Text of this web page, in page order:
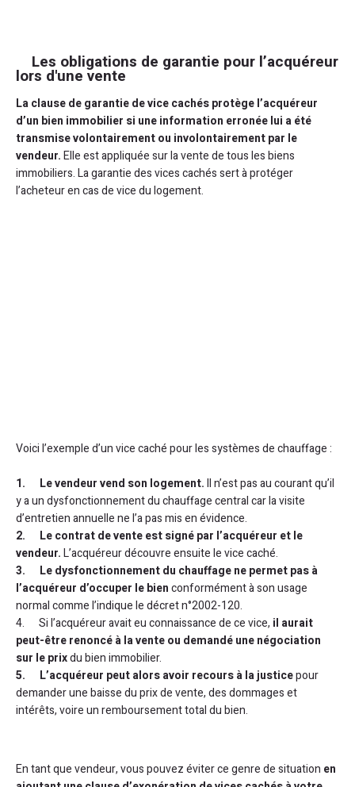
Les obligations de garantie pour l’acquéreur
lors d'une vente
La clause de garantie de vice cachés protège l’acquéreur
d’un bien immobilier si une information erronée lui a été
transmise volontairement ou involontairement par le
vendeur.Elle est appliquée sur la vente de tous les biens
immobiliers. La garantie des vices cachés sert à protéger
l’acheteur en cas de vice du logement.
Voici l’exemple d’un vice caché pour les systèmes de chauffage :
1. Le vendeur vend son logement.Il n’est pas au courant qu’il
y a un dysfonctionnement du chauffage central car la visite
d’entretien annuelle ne l’a pas mis en évidence.
2. Le contrat de vente est signé par l’acquéreur et le
vendeur.L’acquéreur découvre ensuite le vice caché.
3. Le dysfonctionnement du chauffage ne permet pas à
l’acquéreur d’occuper le bienconformément à son usage
normal comme l’indique le décret n°2002-120.
4. Si l’acquéreur avait eu connaissance de ce vice, il aurait
peut-être renoncé à la vente ou demandé une négociation
sur le prixdu bien immobilier.
5. L’acquéreur peut alors avoir recours à la justicepour
demander une baisse du prix de vente, des dommages et
intérêts, voire un remboursement total du bien.
En tant que vendeur, vous pouvez éviter ce genre de situation en